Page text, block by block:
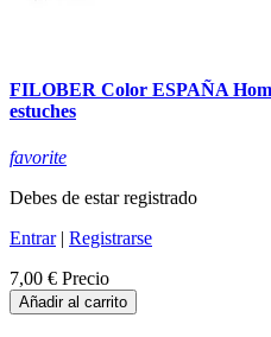
FILOBER Color ESPAÑA
estuches
favorite
Debes de estar registrado
Entrar| Registrarse
7,00 € Precio
Añadir al carrito